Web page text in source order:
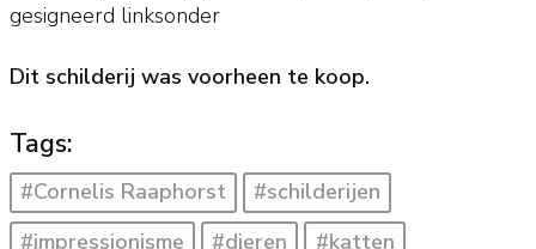
gesigneerd linksonder
Dit schilderij was voorheen te koop.
Tags:
#Cornelis Raaphorst
#schilderijen
#impressionisme
#dieren #katten